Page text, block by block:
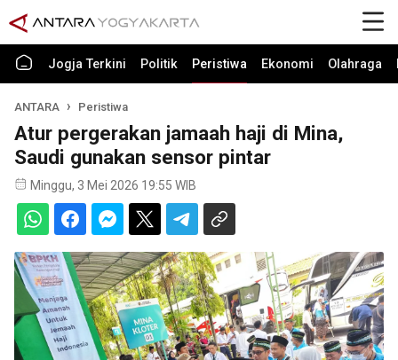
Jogja Terkini Politik Peristiwa Ekonomi Olahraga
ANTARA Peristiwa
Atur pergerakan jamaah haji di Mina,
Saudi gunakan sensor pintar
Minggu, 3 Mei 2026 19:55 WIB